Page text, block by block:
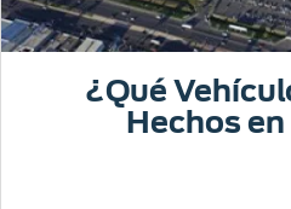
¿Qué
Hechos